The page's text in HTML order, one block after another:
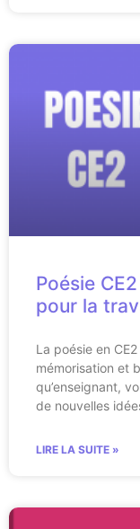
Poésie
pour la
La poésie en
mémorisation et
qu’enseignant,
de nouvelles
LIRE LA SUITE »